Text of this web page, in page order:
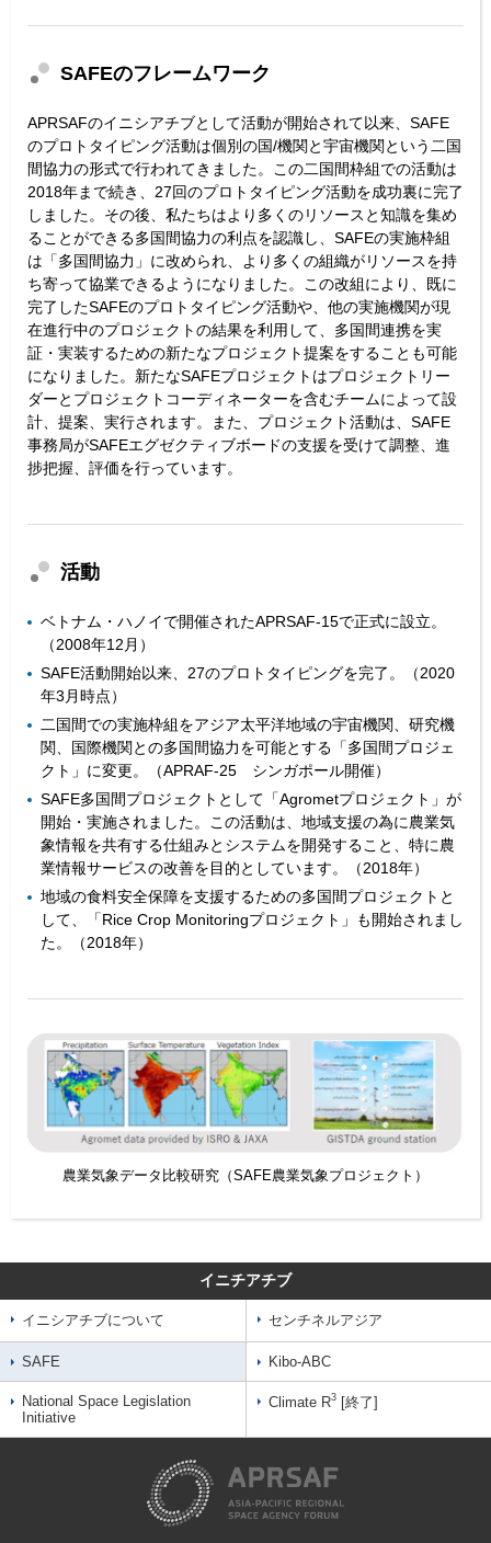
SAFEのフレームワーク
APRSAFのイニシアチブとして活動が開始されて以来、SAFE
のプロトタイピング活動は個別の国/機関と宇宙機関という二国
間協力の形式で行われてきました。この二国間枠組での活動は
2018年まで続き、27回のプロトタイピング活動を成功裏に完了
しました。その後、私たちはより多くのリソースと知識を集め
ることができる多国間協力の利点を認識し、SAFEの実施枠組
は「多国間協力」に改められ、より多くの組織がリソースを持
ち寄って協業できるようになりました。この改組により、既に
完了したSAFEのプロトタイピング活動や、他の実施機関が現
在進行中のプロジェクトの結果を利用して、多国間連携を実
証・実装するための新たなプロジェクト提案をすることも可能
になりました。新たなSAFEプロジェクトはプロジェクトリー
ダーとプロジェクトコーディネーターを含むチームによって設
計、提案、実行されます。また、プロジェクト活動は、SAFE
事務局がSAFEエグゼクティブボードの支援を受けて調整、進
捗把握、評価を行っています。
活動
ベトナム・ハノイで開催されたAPRSAF-15で正式に設立。
（2008年12月）
SAFE活動開始以来、27のプロトタイピングを完了。（2020
年3月時点）
二国間での実施枠組をアジア太平洋地域の宇宙機関、研究機
関、国際機関との多国間協力を可能とする「多国間プロジェ
クト」に変更。（APRAF-25 シンガポール開催）
SAFE多国間プロジェクトとして「Agrometプロジェクト」が
開始・実施されました。この活動は、地域支援の為に農業気
象情報を共有する仕組みとシステムを開発すること、特に農
業情報サービスの改善を目的としています。（2018年）
地域の食料安全保障を支援するための多国間プロジェクトと
して、「Rice Crop Monitoringプロジェクト」も開始されまし
た。（2018年）
農業気象データ比較研究（SAFE農業気象プロジェクト）
イニチアチブ
イニシアチブについて センチネルアジア
SAFE Kibo-ABC
National Space Legislation
Initiative
Climate R3 [終了]